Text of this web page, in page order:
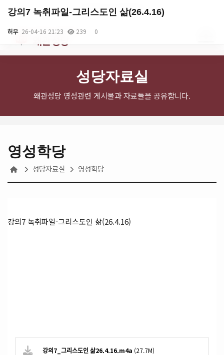
English 로그인 회원가입
천주교 대구대교구
성당자료실
왜관성당 영성관련 게시물과 자료들을 공유합니다.
영성학당
성당자료실 영성학당
강의7 녹취파일-그리스도인 삶(26.4.16)
허무 26-04-16 21:23 239 0
본문
강의7 녹취파일-그리스도인 삶(26.4.16)
강의7_그리스도인 삶26.4.16.m4a (27.7M)